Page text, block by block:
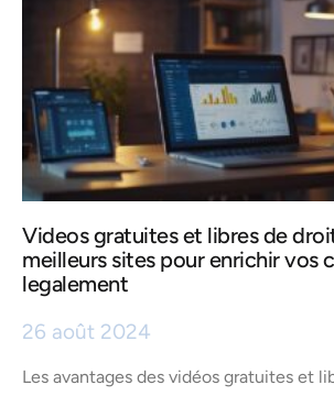
Videos gratuites et libres de
meilleurs sites pour enrichir vos
legalement
26 août 2024
Les avantages des vidéos gratuites et